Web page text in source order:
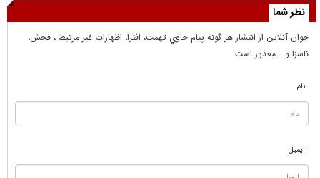
نظر شما
جوان آنلاين از انتشار هر گونه پيام حاوي تهمت، افترا، اظهارات غير مرتبط ، فحش،
ناسزا و... معذور است
نام
ایمیل